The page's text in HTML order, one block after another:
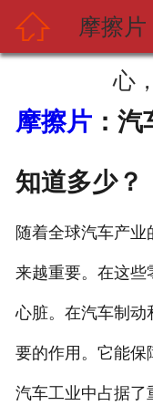
 摩擦
心
摩擦片：汽
知道多少？
随着全球汽车产
来越重要。在这些
心脏。在汽车制动
要的作用。它能保
汽车工业中占据了